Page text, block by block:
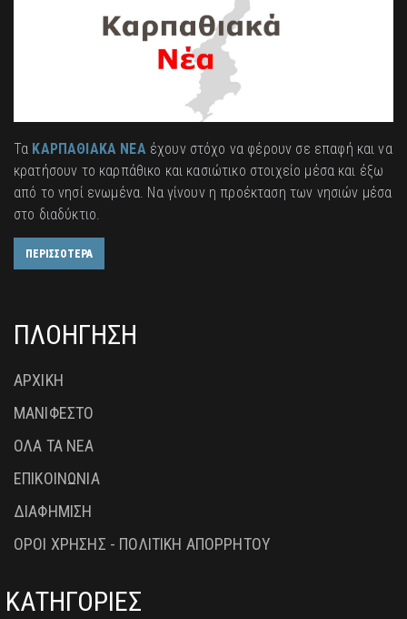
Τα ΚΑΡΠΑΘΙΑΚΑ ΝΕΑέχουν στόχο να φέρουν σε επαφή και να
κρατήσουν το καρπάθικο και κασιώτικο στοιχείο μέσα και έξω
από το νησί ενωμένα. Να γίνουν η προέκταση των νησιών μέσα
στο διαδύκτιο.
ΠΕΡΙΣΣΟΤΕΡΑ
ΠΛΟΗΓΗΣΗ
ΑΡΧΙΚΗ
ΜΑΝΙΦΕΣΤΟ
ΟΛΑ ΤΑ ΝΕΑ
ΕΠΙΚΟΙΝΩΝΙΑ
ΔΙΑΦΗΜΙΣΗ
ΟΡΟΙ ΧΡΗΣΗΣ - ΠΟΛΙΤΙΚΗ ΑΠΟΡΡΗΤΟΥ
ΚΑΤΗΓΟΡΙΕΣ